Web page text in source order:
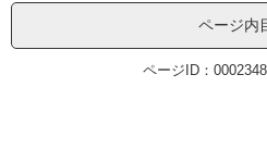
ページ内
ページID：0002348